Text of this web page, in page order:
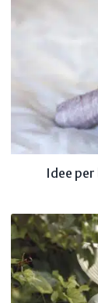
Idee